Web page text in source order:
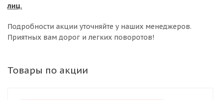
лиц.
Подробности акции уточняйте у наших менеджеров.
Приятных вам дорог и легких поворотов!
Товары по акции